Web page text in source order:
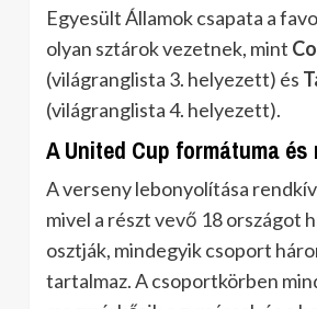
Egyesült Államok csapata a
olyan sztárok vezetnek, mint
(világranglista 3. helyezett) és
(világranglista 4. helyezett).
A United Cup formátuma és
A verseny lebonyolítása
mivel a részt vevő 18 országot
osztják, mindegyik csoport
tartalmaz. A csoportkörben